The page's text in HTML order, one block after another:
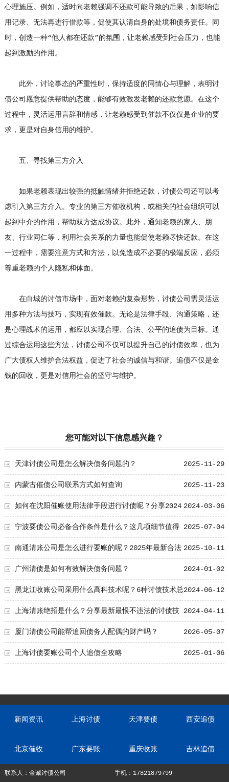
心理施压。例如，适时向老赖强调不还款可能导致的后果，如影响信
用记录、无法再进行借款等，促使其认清自身的处境和债务责任。同
时，创造一种“他人都在还款”的氛围，让老赖感受到社会压力，也能
起到激励的作用。
此外，讨论事态的严重性时，保持适度的同情心与理解，表明讨
债公司愿意提供帮助的态度，能够有效激发老赖的还款意愿。在这个
过程中，灵活运用言辞和情感，让老赖感受到催款不仅仅是企业的要
求，更是对自身信用的维护。
五、寻找第三方介入
如果老赖表现出较强的抵触情绪并拒绝还款，讨债公司还可以考
虑引入第三方介入。专业的第三方催收机构，或相关的社会组织可以
起到中介的作用，帮助双方达成协议。此外，通知老赖的家人、朋
友、行业同仁等，利用社会关系的力量也能促使老赖尽快还款。在这
一过程中，需要注意方式和方法，以免造成不必要的极端反应，必须
尊重老赖的个人隐私和体面。
在白城的讨债市场中，面对老赖的复杂形势，讨债公司需灵活运
用多种方法与技巧，实现有效催款。无论是法律手段、沟通策略，还
是心理战术的运用，都应以实现合理、合法、公平的追债为目标。通
过综合运用这些方法，讨债公司不仅可以提升自己的讨债效率，也为
广大债权人维护合法权益，促进了社会的诚信与和谐。追债不仅是金
钱的回收，更是对信用社会的坚守与维护。
您可能对以下信息感兴趣？
2025-11-29
天津讨债公司是怎么解决债务问题的？
2025-11-23
内蒙古催债公司联系方式如何查询
2024-03-06
如何在沈阳催账使用法律手段进行讨债呢？分享2024
年3月份合适的讨债技术 2025-07-04
宁波要债公司必备合作条件是什么？这几项细节值得
学习！ 2025-10-11
南通清账公司是怎么进行要账的呢？2025年最新合法
追账技术总结！ 2024-01-02
广州清债是如何有效解决债务问题？
2024-06-12
黑龙江收账公司采用什么高科技术呢？6种讨债技术总
结！ 2024-04-11
上海清账绝招是什么？分享最新最恨不违法的讨债技
术！ 2026-05-07
厦门清债公司能帮追回债务人配偶的财产吗？
2025-01-06
上海讨债要账公司个人追债全攻略
新闻资讯 上海讨债 天津要债 西安追债
北京催收 广东要账 重庆收账 吉林追债
联系人：金诚讨债公司 手机：17821879799